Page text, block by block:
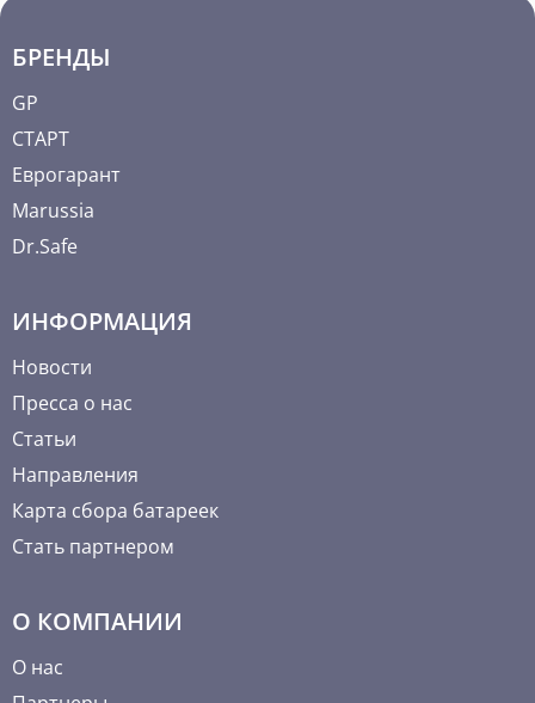
БРЕНДЫ
GP
СТАРТ
Еврогарант
Marussia
Dr.Safe
ИНФОРМАЦИЯ
Новости
Пресса о нас
Статьи
Направления
Карта сбора батареек
Стать партнером
О КОМПАНИИ
О нас